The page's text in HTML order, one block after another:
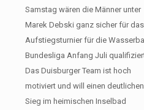
Samstag wären die Männer unter
Marek Debski ganz sicher für das
Aufstiegsturnier für die
Bundesliga Anfang Juli
Das Duisburger Team ist hoch
motiviert und will einen deutlichen
Sieg im heimischen Inselbad